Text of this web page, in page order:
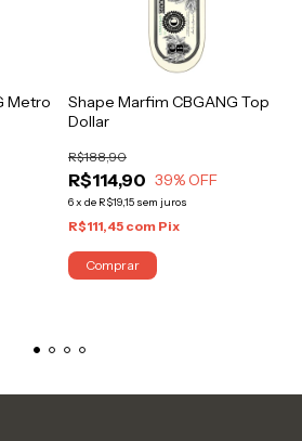
Metro
Shape Marfim CBGANG Top
Dollar
R$114,90
R$188,90
39% OFF
6x de R$19,15 sem juros
R$111,45 com Pix
Comprar